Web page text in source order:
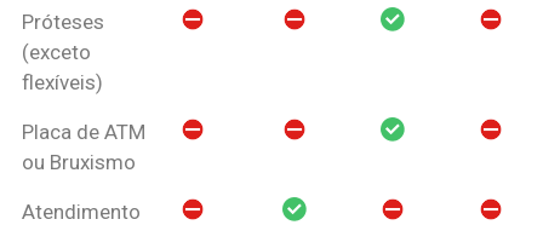
Próteses
(exceto
flexíveis)
Placa de ATM
ou Bruxismo
Atendimento